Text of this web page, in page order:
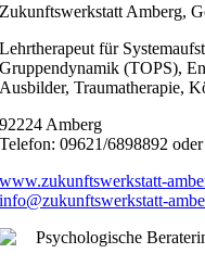
Zukunftswerkstatt Amberg,
Lehrtherapeut für
Gruppendynamik (TOPS),
Ausbilder, Traumatherapie,
92224 Amberg
Telefon: 09621/6898892
www.zukunftswerkstatt-
info@zukunftswerkstatt-